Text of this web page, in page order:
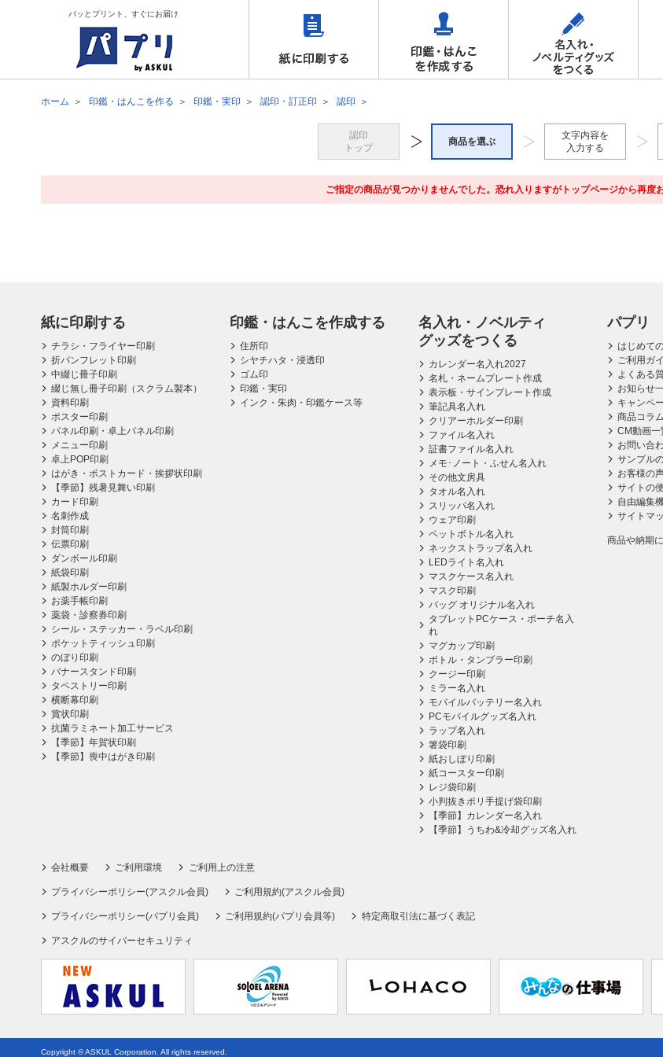
パッとプリント、すぐにお届け
ホーム 印鑑・はんこを作る 印鑑・実印 認印・訂正印 認印
認印
トップ
商品を選ぶ
文字内容を
入力する
ご指定の商品が見つかりませんでした。恐れ入りますがトップページから再度
紙に印刷する
チラシ・フライヤー印刷
折パンフレット印刷
中綴じ冊子印刷
綴じ無し冊子印刷（スクラム製本）
資料印刷
ポスター印刷
パネル印刷・卓上パネル印刷
メニュー印刷
卓上POP印刷
はがき・ポストカード・挨拶状印刷
【季節】残暑見舞い印刷
カード印刷
名刺作成
封筒印刷
伝票印刷
ダンボール印刷
紙袋印刷
紙製ホルダー印刷
お薬手帳印刷
薬袋・診察券印刷
シール・ステッカー・ラベル印刷
ポケットティッシュ印刷
のぼり印刷
バナースタンド印刷
タペストリー印刷
横断幕印刷
賞状印刷
抗菌ラミネート加工サービス
【季節】年賀状印刷
【季節】喪中はがき印刷
印鑑・はんこを作成する
住所印
シヤチハタ・浸透印
ゴム印
印鑑・実印
インク・朱肉・印鑑ケース等
名入れ・ノベルティ
グッズをつくる
カレンダー名入れ2027
名札・ネームプレート作成
表示板・サインプレート作成
筆記具名入れ
クリアーホルダー印刷
ファイル名入れ
証書ファイル名入れ
メモ･ノート・ふせん名入れ
その他文房具
タオル名入れ
スリッパ名入れ
ウェア印刷
ペットボトル名入れ
ネックストラップ名入れ
LEDライト名入れ
マスクケース名入れ
マスク印刷
バッグ オリジナル名入れ
タブレットPCケース・ポーチ名入
れ
マグカップ印刷
ボトル・タンブラー印刷
クージー印刷
ミラー名入れ
モバイルバッテリー名入れ
PCモバイルグッズ名入れ
ラップ名入れ
箸袋印刷
紙おしぼり印刷
紙コースター印刷
レジ袋印刷
小判抜きポリ手提げ袋印刷
【季節】カレンダー名入れ
【季節】うちわ&冷却グッズ名入れ
パプリ
はじめて
ご利用ガ
よくある
お知らせ
キャンペ
商品コラ
CM動画一
お問い合
サンプル
お客様の
サイトの
自由編集
サイトマ
商品や納期
会社概要 ご利用環境 ご利用上の注意
プライバシーポリシー(アスクル会員) ご利用規約(アスクル会員)
プライバシーポリシー(パプリ会員) ご利用規約(パプリ会員等) 特定商取引法に基づく表記
アスクルのサイバーセキュリティ
Copyright © ASKUL Corporation. All rights reserved.